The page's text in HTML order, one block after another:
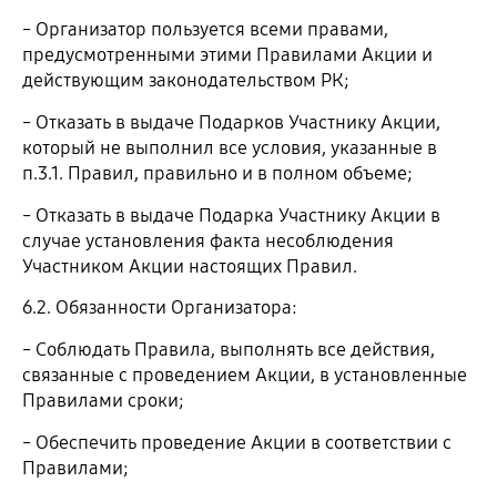
˗ Организатор пользуется всеми правами,
предусмотренными этими Правилами Акции и
действующим законодательством РК;
˗ Отказать в выдаче Подарков Участнику Акции,
который не выполнил все условия, указанные в
п.3.1. Правил, правильно и в полном объеме;
˗ Отказать в выдаче Подарка Участнику Акции в
случае установления факта несоблюдения
Участником Акции настоящих Правил.
6.2. Обязанности Организатора:
˗ Соблюдать Правила, выполнять все действия,
связанные с проведением Акции, в установленные
Правилами сроки;
˗ Обеспечить проведение Акции в соответствии с
Правилами;